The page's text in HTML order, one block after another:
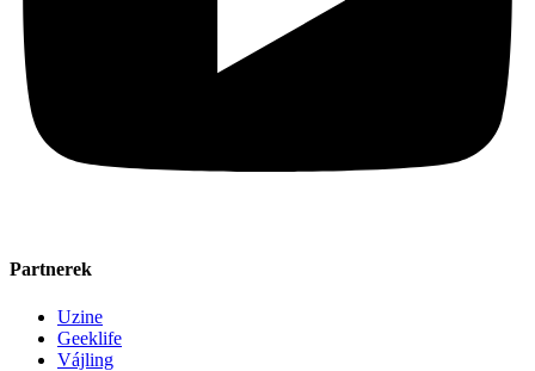
Partnerek
Uzine
Geeklife
Vájling